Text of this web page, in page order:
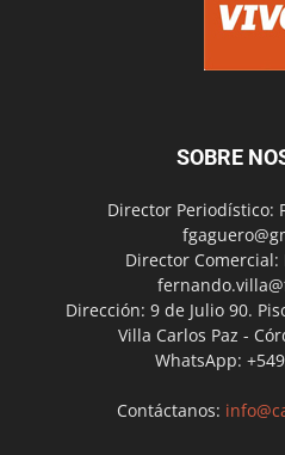
SOBRE
Director Periodístico:
Director Comercial:
Dirección: 9 de Julio 90.
Villa Carlos Paz -
WhatsApp:
Contáctanos: